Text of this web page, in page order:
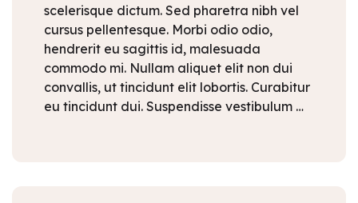
scelerisque dictum. Sed pharetra nibh vel
cursus pellentesque. Morbi odio odio,
hendrerit eu sagittis id, malesuada
commodo mi. Nullam aliquet elit non dui
convallis, ut tincidunt elit lobortis. Curabitur
eu tincidunt dui. Suspendisse vestibulum …